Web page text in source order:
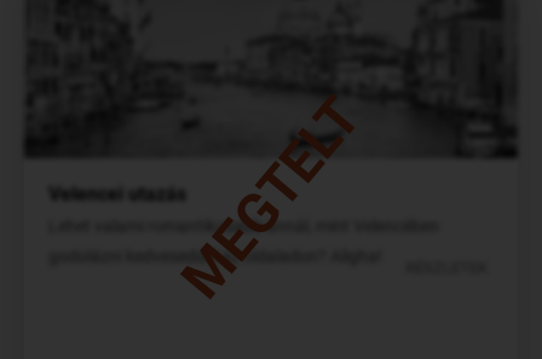
MEGTELT
Velencei utazás
Lehet valami romantikusabb annál, mint Velencében
godolázni kedveseddel az oldaladon? Aligha!